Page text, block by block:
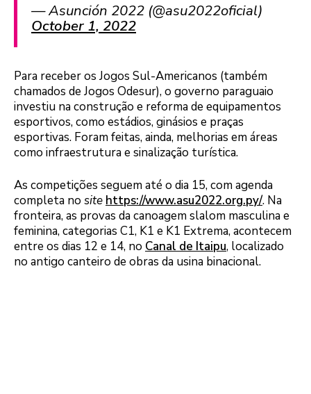
— Asunción 2022 (@asu2022oficial)
October 1, 2022
Para receber os Jogos Sul-Americanos (também
chamados de Jogos Odesur), o governo paraguaio
investiu na construção e reforma de equipamentos
esportivos, como estádios, ginásios e praças
esportivas. Foram feitas, ainda, melhorias em áreas
como infraestrutura e sinalização turística.
As competições seguem até o dia 15, com agenda
completa no site https://www.asu2022.org.py/. Na
fronteira, as provas da canoagem slalom masculina e
feminina, categorias C1, K1 e K1 Extrema, acontecem
entre os dias 12 e 14, no Canal de Itaipu, localizado
no antigo canteiro de obras da usina binacional.